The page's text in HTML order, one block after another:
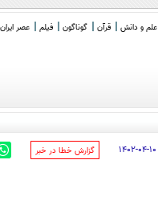
علم و دانش قرآن گوناگون فیلم عصر ایران 2
‌گزارش خطا در خبر